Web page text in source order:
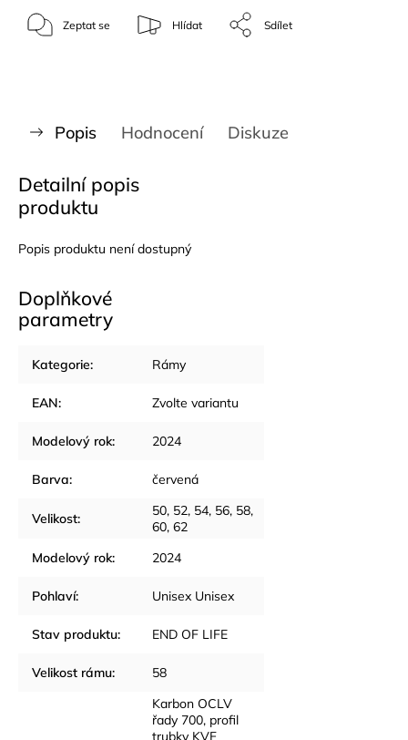
Zeptat se Hlídat Sdílet
Popis Hodnocení Diskuze
Detailní popis
produktu
Popis produktu není dostupný
Doplňkové
parametry
Kategorie: Rámy
EAN: Zvolte variantu
Modelový rok: 2024
Barva: červená
Velikost:
50, 52, 54, 56, 58,
60, 62
Modelový rok: 2024
Pohlaví: Unisex Unisex
Stav produktu: END OF LIFE
Velikost rámu:
58
Karbon OCLV
řady 700, profil
trubky KVF